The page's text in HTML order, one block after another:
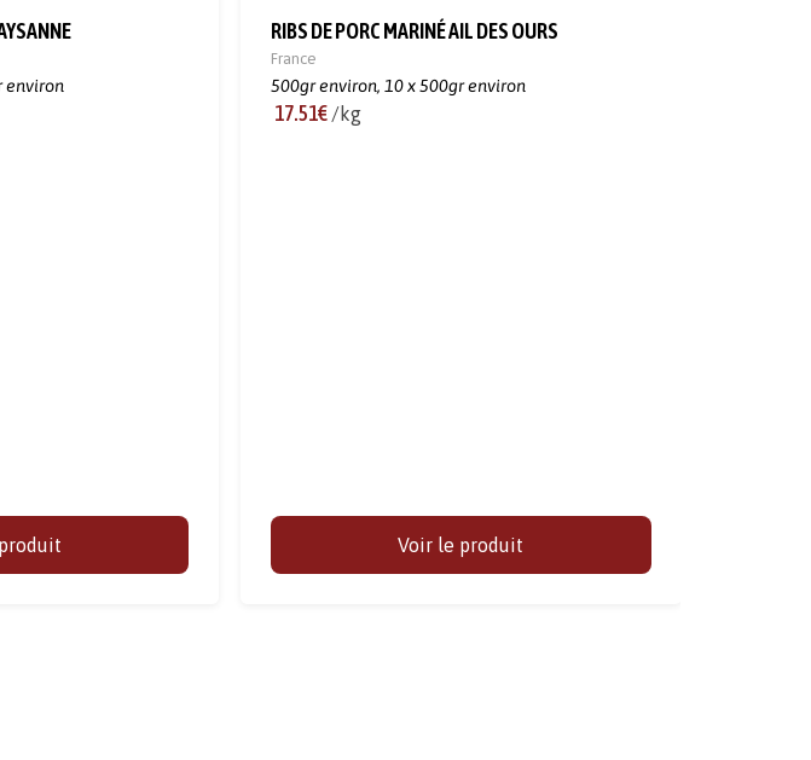
environ
RIBS DE PORC MARINÉ AIL DES OURS
France
500gr environ, 10 x 500gr environ
17.51€ /kg
Voir le produit